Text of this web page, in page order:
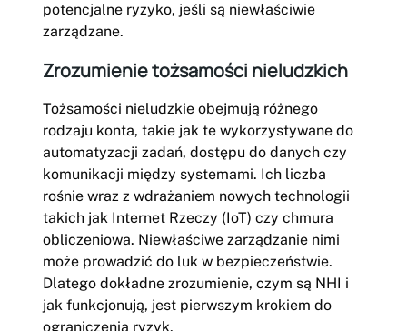
potencjalne ryzyko, jeśli są niewłaściwie
zarządzane.
Zrozumienie tożsamości nieludzkich
Tożsamości nieludzkie obejmują różnego
rodzaju konta, takie jak te wykorzystywane do
automatyzacji zadań, dostępu do danych czy
komunikacji między systemami. Ich liczba
rośnie wraz z wdrażaniem nowych technologii
takich jak Internet Rzeczy (IoT) czy chmura
obliczeniowa. Niewłaściwe zarządzanie nimi
może prowadzić do luk w bezpieczeństwie.
Dlatego dokładne zrozumienie, czym są NHI i
jak funkcjonują, jest pierwszym krokiem do
ograniczenia ryzyk.